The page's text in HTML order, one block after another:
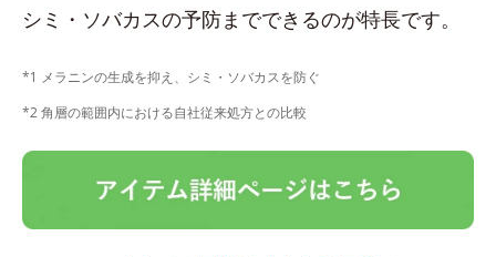
シミ・ソバカスの予防までできるのが特長です。
*1 メラニンの生成を抑え、シミ・ソバカスを防ぐ
*2 角層の範囲内における自社従来処方との比較